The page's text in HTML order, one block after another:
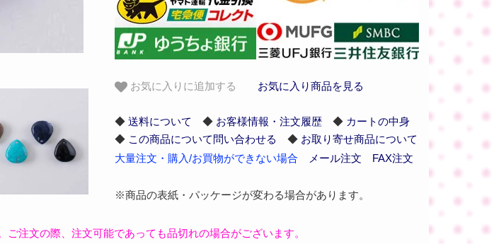
お気に入りに追加する お気に入り商品を見る
◆ 送料について ◆ お客様情報・注文履歴◆ カートの中身
◆ この商品について問い合わせる ◆ お取り寄せ商品について
大量注文・購入/お買物ができない場合
メール注文 FAX注文
※商品の表紙・パッケージが変わる場合があります。
注文の際、注文可能であっても品切れの場合がございます。